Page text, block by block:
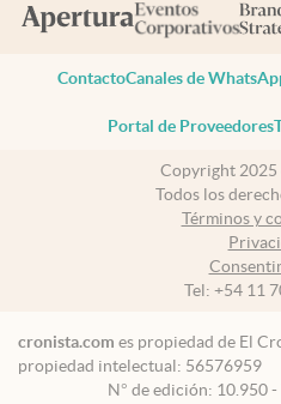
ContactoCanales de
Portal de Proveedores
Copyright 2025
Todos los
Términos y
Tel: +54 11
cronista.com es propiedad de El
propiedad intelectual: 56576959
N° de edición: 10.950